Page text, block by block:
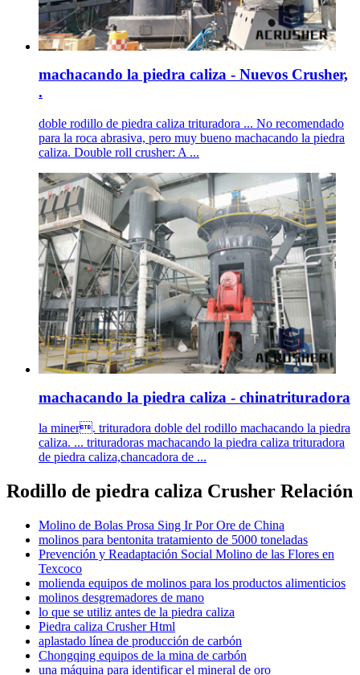
machacando la piedra caliza - Nuevos Crusher,
.
doble rodillo de piedra caliza trituradora ... No recomendado
para la roca abrasiva, pero muy bueno machacando la piedra
caliza. Double roll crusher: A ...
machacando la piedra caliza - chinatrituradora
la miner. trituradora doble del rodillo machacando la piedra
caliza. ... trituradoras machacando la piedra caliza trituradora
de piedra caliza,chancadora de ...
Rodillo de piedra caliza Crusher Relación
Molino de Bolas Prosa Sing Ir Por Ore de China
molinos para bentonita tratamiento de 5000 toneladas
Prevención y Readaptación Social Molino de las Flores en
Texcoco
molienda equipos de molinos para los productos alimenticios
molinos desgremadores de mano
lo que se utiliz antes de la piedra caliza
Piedra caliza Crusher Html
aplastado línea de producción de carbón
Chongqing equipos de la mina de carbón
una máquina para identificar el mineral de oro